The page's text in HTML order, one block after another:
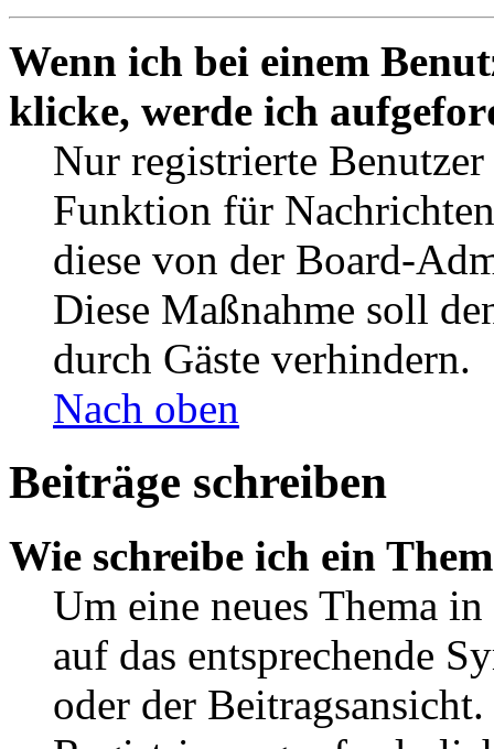
Wenn ich bei einem
klicke, werde ich
Nur registrierte
Funktion für
diese von der Board-
Diese Maßnahme soll
durch Gäste verhindern.
Nach oben
Beiträge schreiben
Wie schreibe ich ein
Um eine neues Thema
auf das entsprechende
oder der